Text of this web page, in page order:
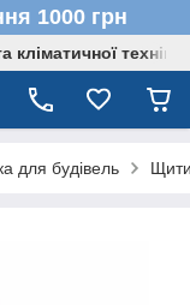
1000 грн
техніки
для будівель